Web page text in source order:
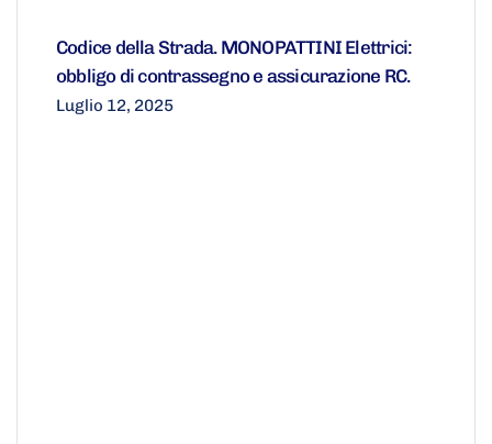
Codice della Strada. MONOPATTINI Elettrici:
obbligo di contrassegno e assicurazione RC.
Luglio 12, 2025